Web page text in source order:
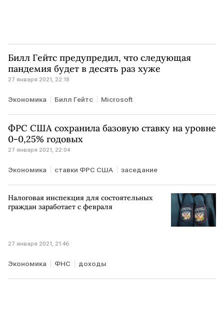
Билл Гейтс предупредил, что следующая
пандемия будет в десять раз хуже
27 января 2021, 22:18
Экономика Билл Гейтс Microsoft
ФРС США сохранила базовую ставку на уровне
0-0,25% годовых
27 января 2021, 22:04
Экономика ставки ФРС США заседание
Налоговая инспекция для состоятельных
граждан заработает с февраля
27 января 2021, 21:46
Экономика ФНС доходы